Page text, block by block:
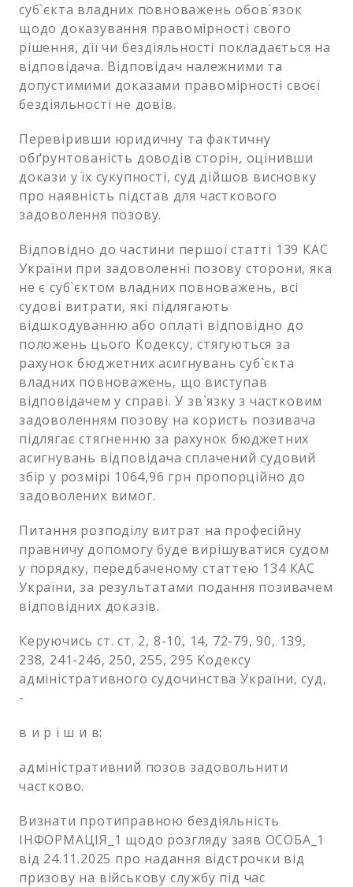
суб`єкта владних повноважень обов`язок
щодо доказування правомірності свого
рішення, дії чи бездіяльності покладається на
відповідача. Відповідач належними та
допустимими доказами правомірності своєї
бездіяльності не довів.
Перевіривши юридичну та фактичну
обґрунтованість доводів сторін, оцінивши
докази у їх сукупності, суд дійшов висновку
про наявність підстав для часткового
задоволення позову.
Відповідно до частини першої статті 139 КАС
України при задоволенні позову сторони, яка
не є суб`єктом владних повноважень, всі
судові витрати, які підлягають
відшкодуванню або оплаті відповідно до
положень цього Кодексу, стягуються за
рахунок бюджетних асигнувань суб`єкта
владних повноважень, що виступав
відповідачем у справі. У зв`язку з частковим
задоволенням позову на користь позивача
підлягає стягненню за рахунок бюджетних
асигнувань відповідача сплачений судовий
збір у розмірі 1064,96 грн пропорційно до
задоволених вимог.
Питання розподілу витрат на професійну
правничу допомогу буде вирішуватися судом
у порядку, передбаченому статтею 134 КАС
України, за результатами подання позивачем
відповідних доказів.
Керуючись ст. ст. 2, 8-10, 14, 72-79, 90, 139,
238, 241-246, 250, 255, 295 Кодексу
адміністративного судочинства України, суд,
-
в и р і ш и в:
адміністративний позов задовольнити
частково.
Визнати протиправною бездіяльність
ІНФОРМАЦІЯ_1 щодо розгляду заяв ОСОБА_1
від 24.11.2025 про надання відстрочки від
призову на військову службу під час